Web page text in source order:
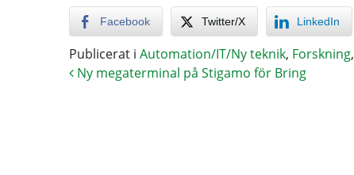
Facebook Twitter/X LinkedIn
Publicerat i Automation/IT/Ny teknik, Forskning,
Ny megaterminal på Stigamo för Bring